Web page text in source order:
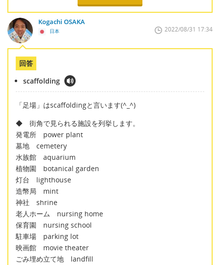
Kogachi OSAKA
日本 2022/08/31 17:34
回答
scaffolding
「足場」はscaffoldingと言います(^_^)
◆ 街角で見られる施設を列挙します。
発電所 power plant
墓地 cemetery
水族館 aquarium
植物園 botanical garden
灯台 lighthouse
造幣局 mint
神社 shrine
老人ホーム nursing home
保育園 nursing school
駐車場 parking lot
映画館 movie theater
ごみ埋め立て地 landfill